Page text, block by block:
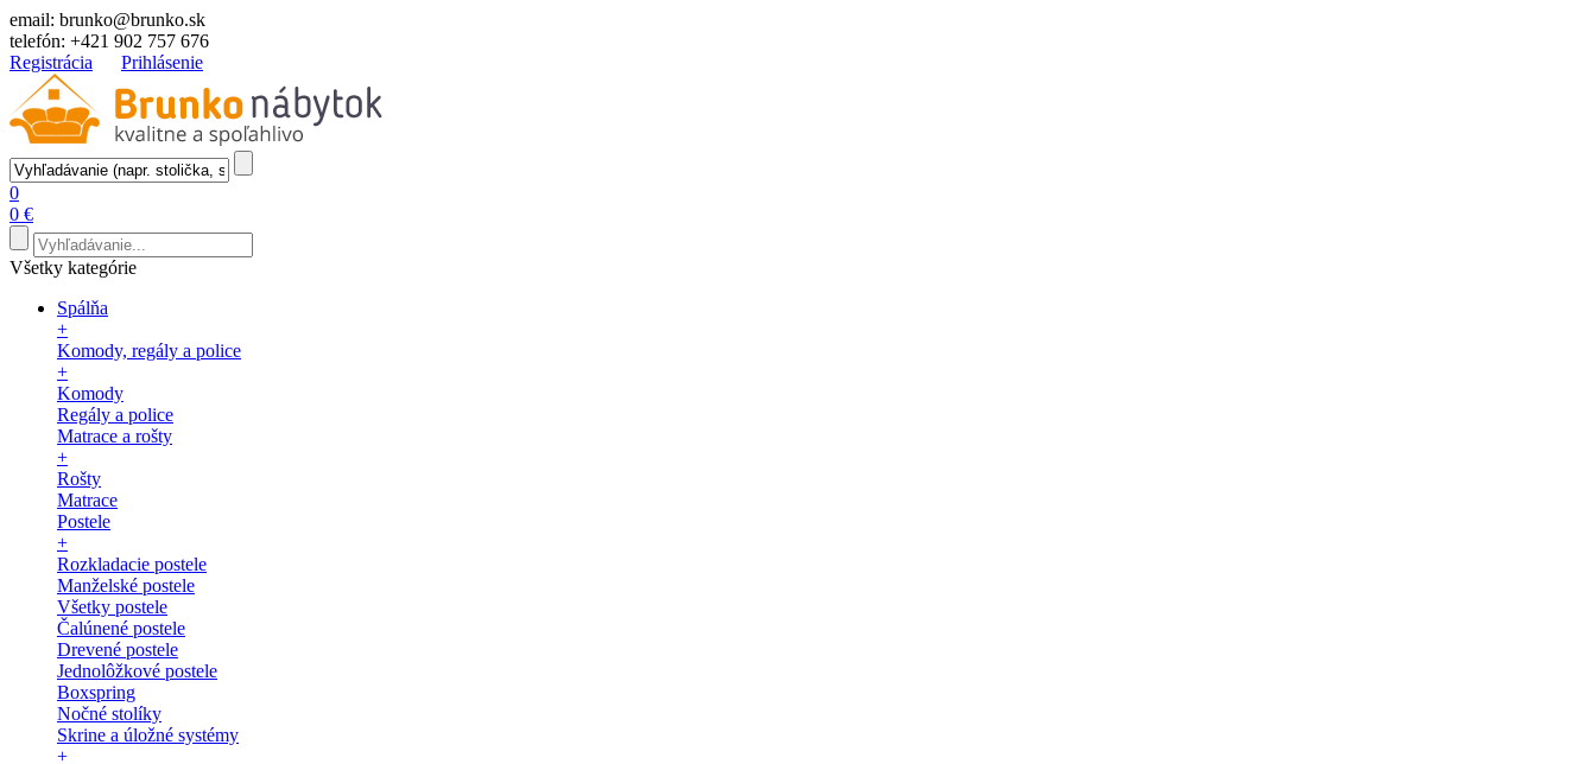
email: brunko@brunko.sk
telefón: +421 902 757 676
Registrácia
Prihlásenie
0
0 €
Všetky kategórie
Spálňa
+
Komody, regály a police
+
Komody
Regály a police
Matrace a rošty
+
Rošty
Matrace
Postele
+
Rozkladacie postele
Manželské postele
Všetky postele
Čalúnené postele
Drevené postele
Jednolôžkové postele
Boxspring
Nočné stolíky
Skrine a úložné systémy
+